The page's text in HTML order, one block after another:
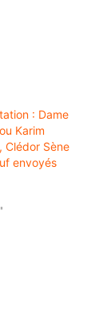
: Dame
Karim
Clédor Sène
envoyés